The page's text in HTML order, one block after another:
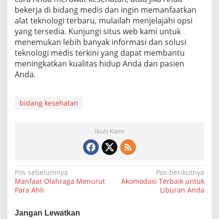
bekerja di bidang medis dan ingin memanfaatkan
alat teknologi terbaru, mulailah menjelajahi opsi
yang tersedia. Kunjungi situs web kami untuk
menemukan lebih banyak informasi dan solusi
teknologi medis terkini yang dapat membantu
meningkatkan kualitas hidup Anda dan pasien
Anda.
bidang kesehatan
Ikuti Kami
N
a
Pos sebelumnya
Manfaat Olahraga Menurut
Para Ahli
Pos berikutnya
Akomodasi Terbaik untuk
Liburan Anda
Jangan Lewatkan